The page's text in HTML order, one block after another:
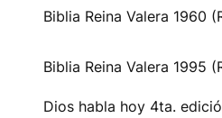
Biblia Reina Valera 1960
Biblia Reina Valera 1995
Dios habla hoy 4ta.